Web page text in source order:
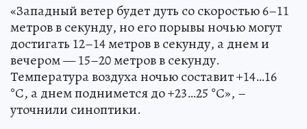
«Западный ветер будет дуть со скоростью 6–11
метров в секунду, но его порывы ночью могут
достигать 12–14 метров в секунду, а днем и
вечером — 15–20 метров в секунду.
Температура воздуха ночью составит +14…16
°С, а днем поднимется до +23…25 °С», –
уточнили синоптики.